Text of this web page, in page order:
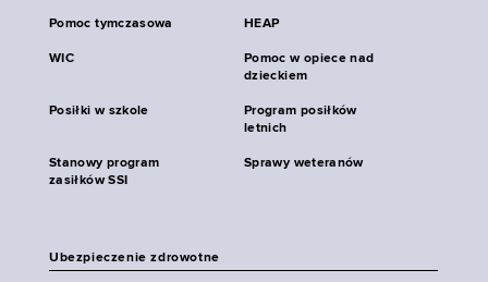
Pomoc tymczasowa HEAP
WIC
Pomoc w opiece nad
dzieckiem
Posiłki w szkole
Program posiłków
letnich
Stanowy program
zasiłków SSI
Sprawy weteranów
Ubezpieczenie zdrowotne